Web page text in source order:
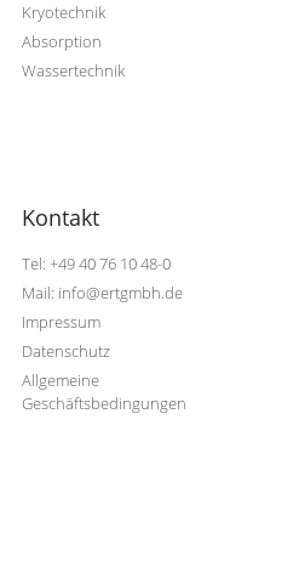
Kryotechnik
Absorption
Wassertechnik
Kontakt
Tel: +49 40 76 10 48-0
Mail: info@ertgmbh.de
Impressum
Datenschutz
Allgemeine
Geschäftsbedingungen